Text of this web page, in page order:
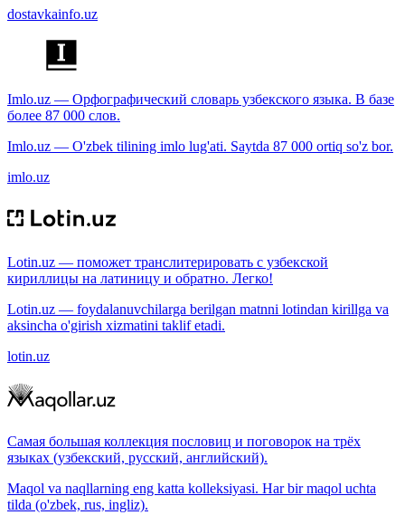
dostavkainfo.uz
Imlo.uz — Орфографический словарь узбекского языка. В базе
более 87 000 слов.
Imlo.uz — O'zbek tilining imlo lug'ati. Saytda 87 000 ortiq so'z bor.
imlo.uz
Lotin.uz — поможет транслитерировать с узбекской
кириллицы на латиницу и обратно. Легко!
Lotin.uz — foydalanuvchilarga berilgan matnni lotindan kirillga va
aksincha o'girish xizmatini taklif etadi.
lotin.uz
Самая большая коллекция пословиц и поговорок на трёх
языках (узбекский, русский, английский).
Maqol va naqllarning eng katta kolleksiyasi. Har bir maqol uchta
tilda (o'zbek, rus, ingliz).